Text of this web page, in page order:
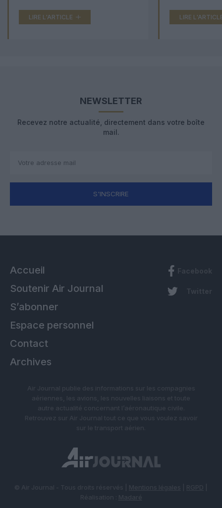
LIRE L'ARTICLE LIRE
NEWSLETTER
Recevez notre actualité, directement dans votre boîte
mail.
S'INSCRIRE
Accueil
Soutenir Air Journal
S’abonner
Espace personnel
Contact
Archives